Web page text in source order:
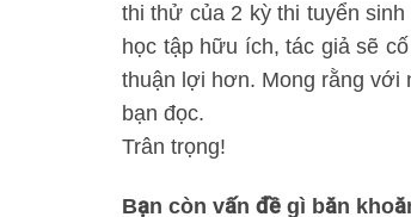
thi thử của 2 kỳ thi tuyển
học tập hữu ích, tác giả sẽ
thuận lợi hơn. Mong rằng với
bạn đọc.
Trân trọng!
Bạn còn vấn đề gì băn